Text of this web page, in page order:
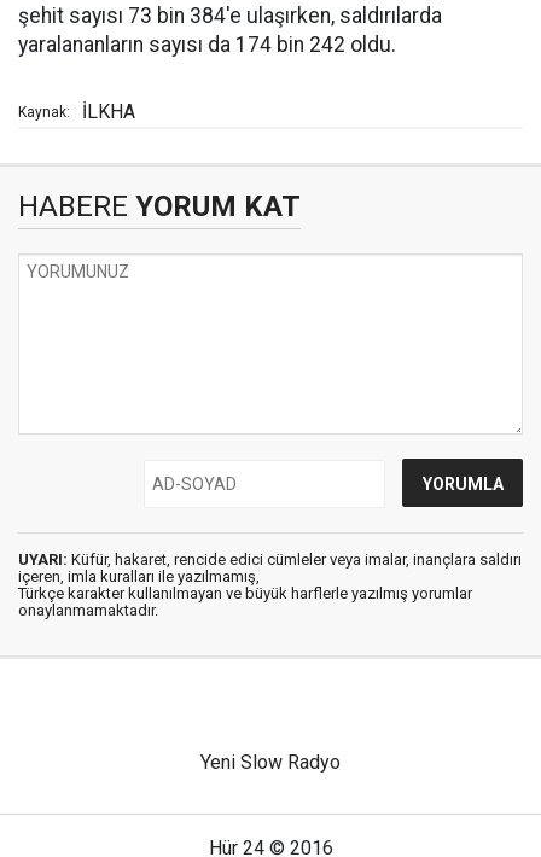
şehit sayısı 73 bin 384'e ulaşırken, saldırılarda
yaralananların sayısı da 174 bin 242 oldu.
Kaynak: İLKHA
HABERE YORUM KAT
UYARI: Küfür, hakaret, rencide edici cümleler veya imalar, inançlara saldırı
içeren, imla kuralları ile yazılmamış,
Türkçe karakter kullanılmayan ve büyük harflerle yazılmış yorumlar
onaylanmamaktadır.
Yeni Slow Radyo
Hür 24 © 2016